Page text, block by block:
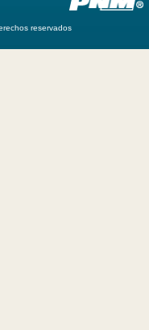
reservados